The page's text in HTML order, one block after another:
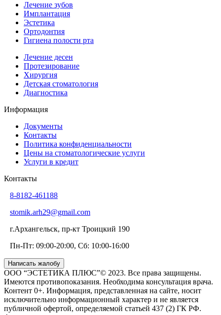
Лечение зубов
Имплантация
Эстетика
Ортодонтия
Гигиена полости рта
Лечение десен
Протезирование
Хирургия
Детская стоматология
Диагностика
Информация
Документы
Контакты
Политика конфиденциальности
Цены на стоматологические услуги
Услуги в кредит
Контакты
8-8182-461188
stomik.arh29@gmail.com
г.Архангельск, пр-кт Троицкий 190
Пн-Пт: 09:00-20:00, Сб: 10:00-16:00
Написать жалобу
ООО “ЭСТЕТИКА ПЛЮС”© 2023. Все права защищены.
Имеются противопоказания. Необходима консультация врача.
Контент 0+. Информация, представленная на сайте, носит
исключительно информационный характер и не является
публичной офертой, определяемой статьей 437 (2) ГК РФ.